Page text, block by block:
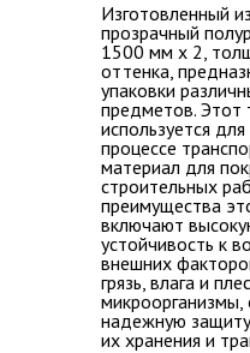
Изготовленный
прозрачный
1500 мм х 2,
оттенка,
упаковки
предметов. Этот
используется
процессе
материал для
строительных
преимущества
включают
устойчивость к
внешних
грязь, влага и
микроорганизмы,
надежную
их хранения и